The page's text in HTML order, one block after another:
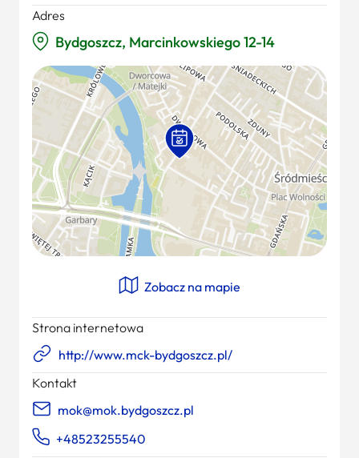
Adres
Bydgoszcz, Marcinkowskiego 12-14
Zobacz na mapie
Strona internetowa
http://www.mck-bydgoszcz.pl/
Kontakt
mok@mok.bydgoszcz.pl
+48523255540